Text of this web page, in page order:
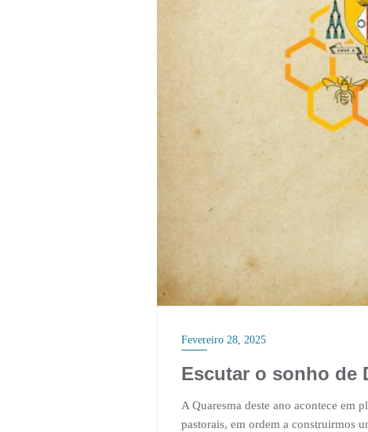
Fevereiro 28, 2025
Escutar o sonho de
A Quaresma deste ano acontece em
pastorais, em ordem a construirmos